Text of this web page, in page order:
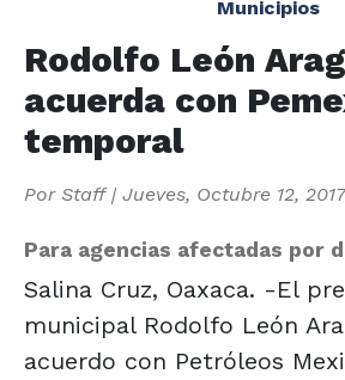
Municipios
Rodolfo León
acuerda con
temporal
Por Staff| Jueves, Octubre 12, 2017
Para agencias afectadas por
Salina Cruz, Oaxaca. -El
municipal Rodolfo León
acuerdo con Petróleos